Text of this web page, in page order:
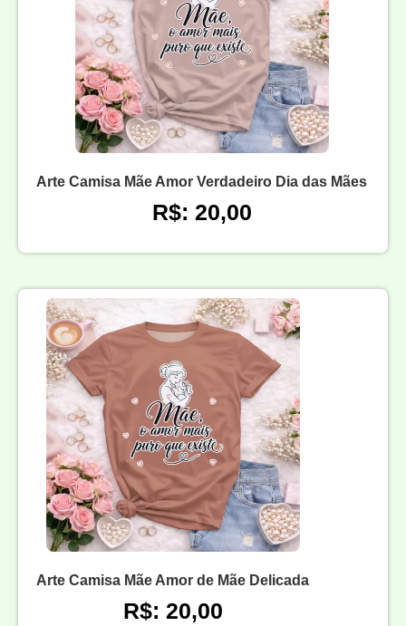
Arte Camisa Mãe Amor Verdadeiro Dia das Mães
R$: 20,00
Arte Camisa Mãe Amor de Mãe Delicada
R$: 20,00